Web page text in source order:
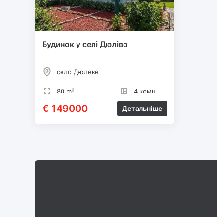
Будинок у селі Дюліво
село Дюлеве
80 m² 4 комн.
€ 149000 Детальніше